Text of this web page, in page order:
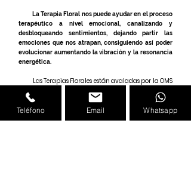
La Terapia Floral nos puede ayudar en el proceso
terapéutico a nivel emocional, canalizando y
desbloqueando sentimientos, dejando partir las
emociones que nos atrapan, consiguiendo así poder
evolucionar aumentando la vibración y la resonancia
energética.
Las Terapias Florales están avaladas por la OMS
(Organización Mundial de la Salud) desde 1976,
catalogándola
de útil, sencilla, económica, eficaz,
fácil y segura, sin efectos secundarios,
desagradables y/o tóxicos.
Teléfono Email Whatsapp